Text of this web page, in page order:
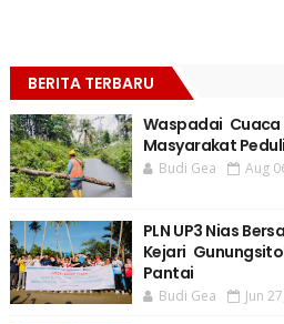
BERITA TERBARU
Waspadai Cuaca
Masyarakat
Budi Gea Aug
PLN UP3 Nias
Kejari
Pantai
Budi Gea Jun